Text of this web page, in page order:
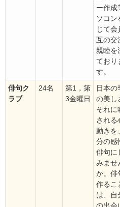
ー作成
ソコン
じて会
互の交
親睦を
ており
す。
俳句ク
ラブ
24名
第1，第
3金曜日
日本の
の美し
それに
される
動きを
分の感
俳句に
みませ
か。俳
作るこ
は、自
の出会